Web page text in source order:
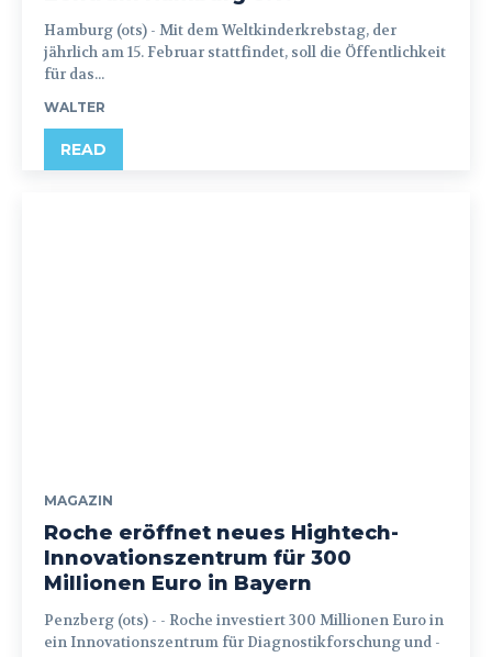
Hamburg (ots) - Mit dem Weltkinderkrebstag, der
jährlich am 15. Februar stattfindet, soll die Öffentlichkeit
für das...
WALTER
READ
MAGAZIN
Roche eröffnet neues Hightech-
Innovationszentrum für 300
Millionen Euro in Bayern
Penzberg (ots) - - Roche investiert 300 Millionen Euro in
ein Innovationszentrum für Diagnostikforschung und -